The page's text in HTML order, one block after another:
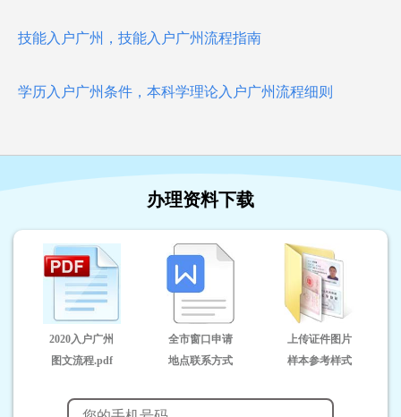
技能入户广州，技能入户广州流程指南
学历入户广州条件，本科学理论入户广州流程细则
办理资料下载
2020入户广州
图文流程.pdf
全市窗口申请
地点联系方式
上传证件图片
样本参考样式